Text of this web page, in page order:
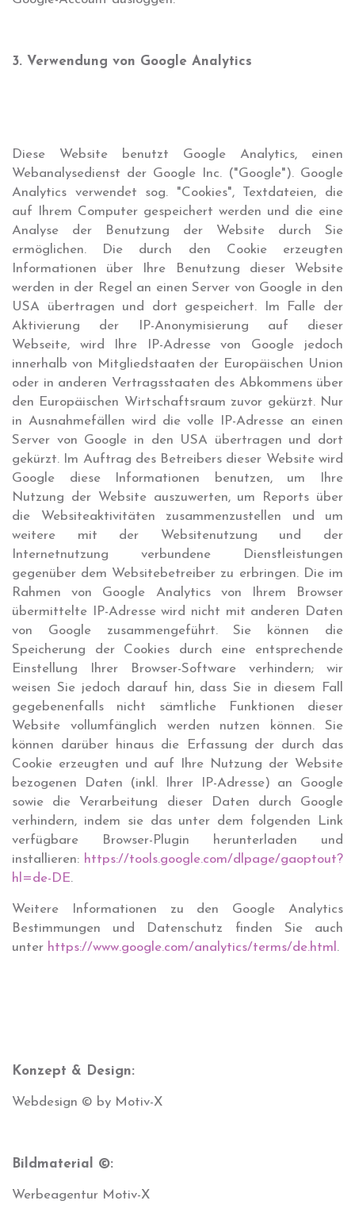
3. Verwendung von Google Analytics
Diese Website benutzt Google Analytics, einen
Webanalysedienst der Google Inc. ("Google"). Google
Analytics verwendet sog. "Cookies", Textdateien, die
auf Ihrem Computer gespeichert werden und die eine
Analyse der Benutzung der Website durch Sie
ermöglichen. Die durch den Cookie erzeugten
Informationen über Ihre Benutzung dieser Website
werden in der Regel an einen Server von Google in den
USA übertragen und dort gespeichert. Im Falle der
Aktivierung der IP-Anonymisierung auf dieser
Webseite, wird Ihre IP-Adresse von Google jedoch
innerhalb von Mitgliedstaaten der Europäischen Union
oder in anderen Vertragsstaaten des Abkommens über
den Europäischen Wirtschaftsraum zuvor gekürzt. Nur
in Ausnahmefällen wird die volle IP-Adresse an einen
Server von Google in den USA übertragen und dort
gekürzt. Im Auftrag des Betreibers dieser Website wird
Google diese Informationen benutzen, um Ihre
Nutzung der Website auszuwerten, um Reports über
die Websiteaktivitäten zusammenzustellen und um
weitere mit der Websitenutzung und der
Internetnutzung verbundene Dienstleistungen
gegenüber dem Websitebetreiber zu erbringen. Die im
Rahmen von Google Analytics von Ihrem Browser
übermittelte IP-Adresse wird nicht mit anderen Daten
von Google zusammengeführt. Sie können die
Speicherung der Cookies durch eine entsprechende
Einstellung Ihrer Browser-Software verhindern; wir
weisen Sie jedoch darauf hin, dass Sie in diesem Fall
gegebenenfalls nicht sämtliche Funktionen dieser
Website vollumfänglich werden nutzen können. Sie
können darüber hinaus die Erfassung der durch das
Cookie erzeugten und auf Ihre Nutzung der Website
bezogenen Daten (inkl. Ihrer IP-Adresse) an Google
sowie die Verarbeitung dieser Daten durch Google
verhindern, indem sie das unter dem folgenden Link
verfügbare Browser-Plugin herunterladen und
installieren: https://tools.google.com/dlpage/gaoptout?
hl=de-DE.
Weitere Informationen zu den Google Analytics
Bestimmungen und Datenschutz finden Sie auch
unter https://www.google.com/analytics/terms/de.html .
Konzept & Design:
Webdesign © by Motiv-X
Bildmaterial ©:
Werbeagentur Motiv-X